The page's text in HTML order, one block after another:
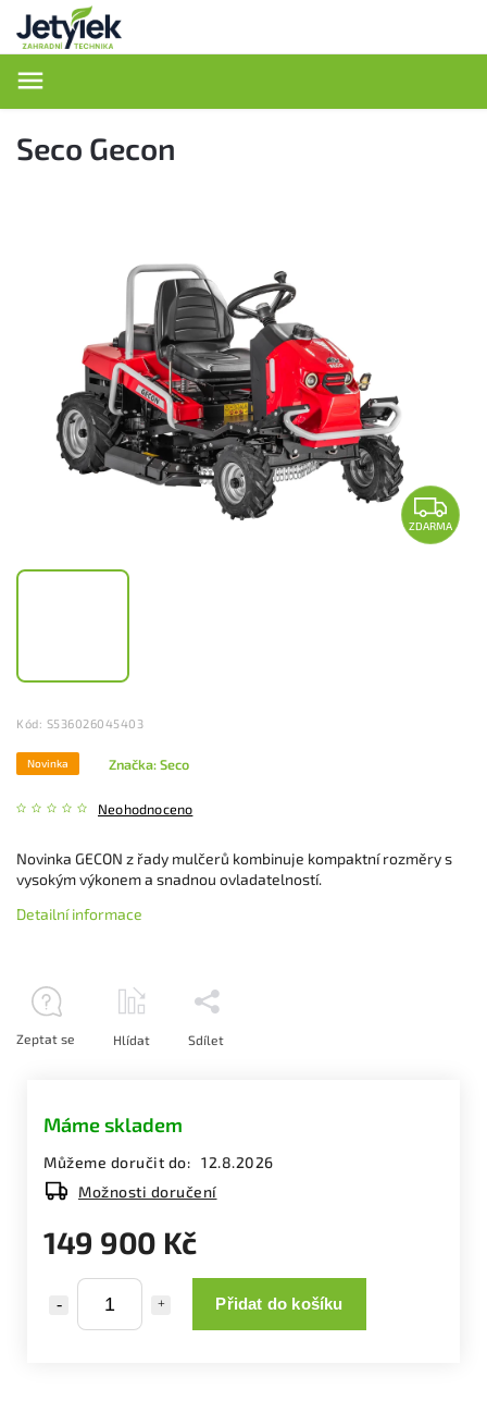
Seco Gecon
ZDARMA
Kód: S536026045403
Novinka
Neohodnoceno
Značka:Seco
149 900 Kč
Přidat do košíku
Máme skladem
Můžeme doručit do: 12.8.2026
Možnosti doručení
Novinka GECON z řady mulčerů kombinuje kompaktní rozměry s
vysokým výkonem a snadnou ovladatelností.
Detailní informace
Zeptat se Hlídat Sdílet